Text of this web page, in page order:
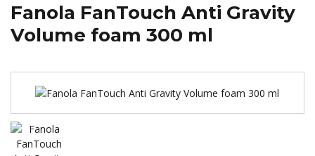
Fanola FanTouch Anti Gravity
Volume foam 300 ml